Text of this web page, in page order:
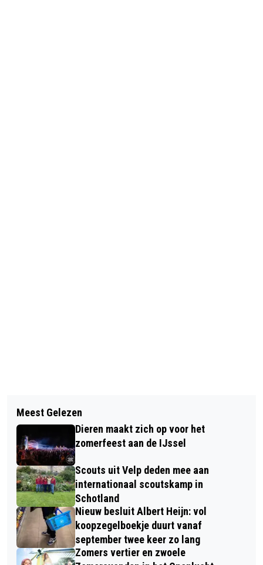
CONCERT STAFFA TRIO IN
DORPSKERK RHEDEN
NU OOK EEN DERDE WOLF OP DE
VELUWE, ÉN HET IS EEN MANNETJE!
Meest Gelezen
Dieren maakt zich op voor het
zomerfeest aan de IJssel
Scouts uit Velp deden mee aan
internationaal scoutskamp in
Schotland
Nieuw besluit Albert Heijn: vol
koopzegelboekje duurt vanaf
september twee keer zo lang
Zomers vertier en zwoele